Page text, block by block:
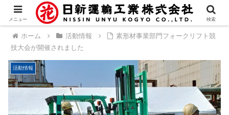
ホーム 活動情報
素形材事業部門フォークリフト競
技大会が開催されました
活動情報
メニュー 検索